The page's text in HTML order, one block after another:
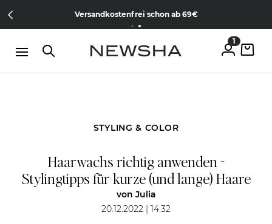
Member werden & gratis Treament erhalten | Jetzt kostenlos
anmelden
Versandkostenfrei schon ab 69€
1
STYLING & COLOR
Haarwachs richtig anwenden -
Stylingtipps für kurze (und lange) Haare
von Julia
20.12.2022 | 14:32